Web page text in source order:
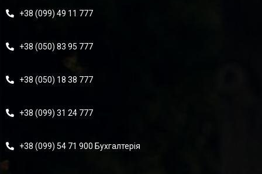
+38 (099) 49 11 777
+38 (050) 83 95 777
+38 (050) 18 38 777
+38 (099) 31 24 777
+38 (099) 54 71 900 Бухгалтерія